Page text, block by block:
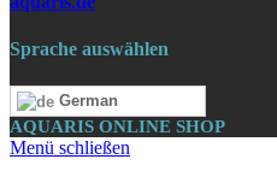
Sprache auswählen
German
AQUARIS ONLINE SHOP
Menü schließen